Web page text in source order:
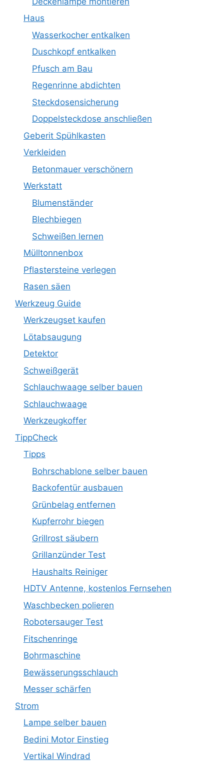
Haus
Wasserkocher entkalken
Duschkopf entkalken
Pfusch am Bau
Regenrinne abdichten
Steckdosensicherung
Doppelsteckdose anschließen
Geberit Spühlkasten
Verkleiden
Betonmauer verschönern
Werkstatt
Blumenständer
Blechbiegen
Schweißen lernen
Mülltonnenbox
Pflastersteine verlegen
Rasen säen
Werkzeug Guide
Werkzeugset kaufen
Lötabsaugung
Detektor
Schweißgerät
Schlauchwaage selber bauen
Schlauchwaage
Werkzeugkoffer
TippCheck
Tipps
Bohrschablone selber bauen
Backofentür ausbauen
Grünbelag entfernen
Kupferrohr biegen
Grillrost säubern
Grillanzünder Test
Haushalts Reiniger
HDTV Antenne, kostenlos Fernsehen
Waschbecken polieren
Robotersauger Test
Fitschenringe
Bohrmaschine
Bewässerungsschlauch
Messer schärfen
Strom
Lampe selber bauen
Bedini Motor Einstieg
Vertikal Windrad